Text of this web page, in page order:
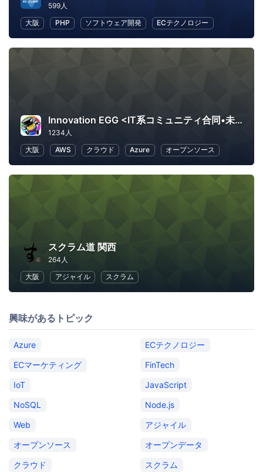
599人
大阪
PHP ソフトウェア開発 ECテクノロジー
Innovation EGG <IT系コミュニティ合同•未経験者向け勉強会>
1234人
大阪
AWS クラウド Azure オープンソース
スクラム道 関西
264人
大阪
アジャイル スクラム
興味があるトピック
Azure
ECテクノロジー
ECマーケティング
FinTech
IoT
JavaScript
NoSQL
Node.js
Web
アジャイル
オープンソース
オープンデータ
クラウド
スクラム